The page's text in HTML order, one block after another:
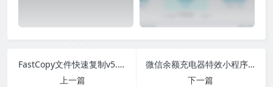
FastCopy文件快速复制v5.1.1汉化版
上一篇
微信余额充电器特效小程序源码
下一篇